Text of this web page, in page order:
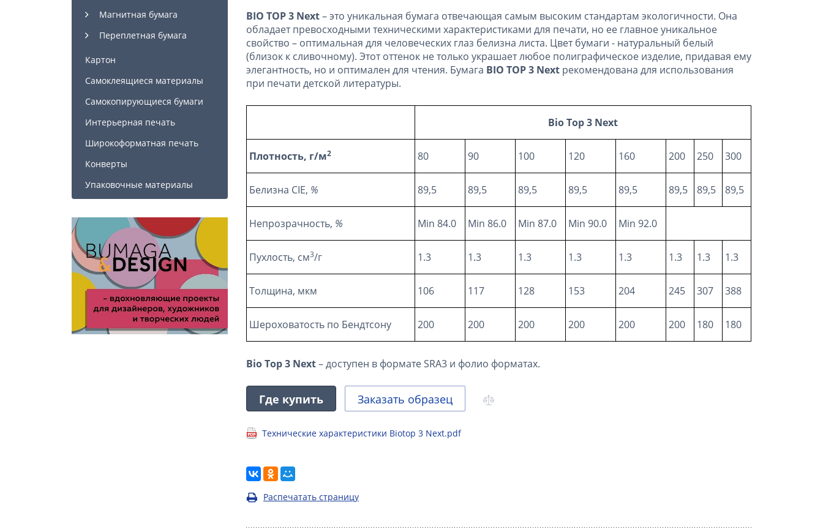
Магнитная бумага
Переплетная бумага
Картон
Самоклеящиеся материалы
Самокопирующиеся бумаги
Интерьерная печать
Широкоформатная печать
Конверты
Упаковочные материалы
BIO TOP 3 Next– это уникальная бумага отвечающая самым высоким стандартам экологичности. Она
обладает превосходными техническими характеристиками для печати, но ее главное уникальное
свойство – оптимальная для человеческих глаз белизна листа. Цвет бумаги - натуральный белый
(близок к сливочному). Этот оттенок не только украшает любое полиграфическое изделие, придавая ему
элегантность, но и оптимален для чтения. Бумага BIO TOP3 Next рекомендована для использования
при печати детской литературы.
Bio Top 3 Next
Плотность, г/м2 80 90 100 120 160 200 250 300
Белизна CIE, % 89,5 89,5 89,5 89,5 89,5 89,5 89,5 89,5
Непрозрачность, % Min 84.0 Min 86.0 Min 87.0 Min 90.0 Min 92.0
Пухлость, см3/г 1.3 1.3 1.3 1.3 1.3 1.3 1.3 1.3
Толщина, мкм 106 117 128 153 204 245 307 388
Шероховатость по Бендтсону 200 200 200 200 200 200 180 180
Bio Top 3 Next– доступен в формате SRA3 и фолио форматах.
Где купить Заказать образец
Технические характеристики Biotop 3 Next.pdf
Распечатать страницу